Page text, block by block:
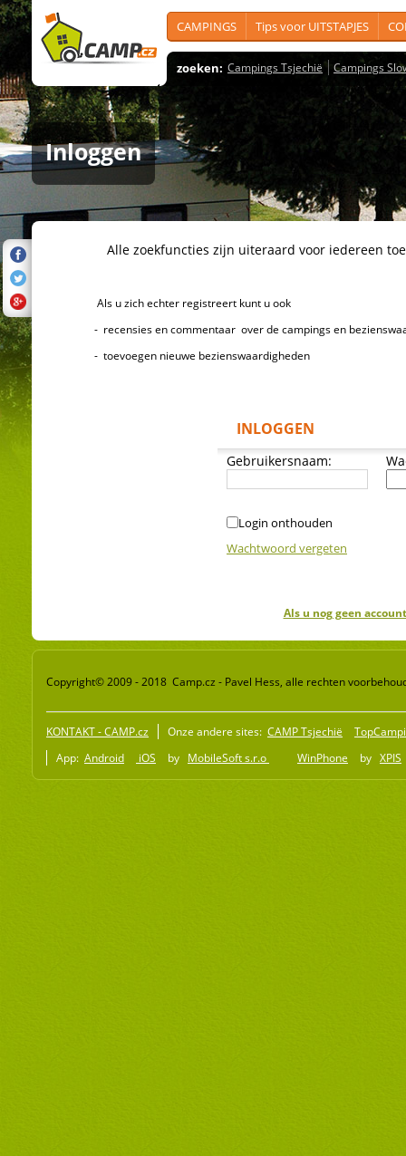
CAMPINGS Tips voor UITSTAPJES
zoeken: Campings Tsjechië Campings
Inloggen
Alle zoekfuncties zijn uiteraard voor iedereen
Als u zich echter registreert kunt u ook
- recensies en commentaar over de campings en
- toevoegen nieuwe bezienswaardigheden
INLOGGEN
Gebruikersnaam:
Login onthouden
Wachtwoord vergeten
Als u nog geen
Copyright© 2009 - 2018 Camp.cz - Pavel Hess, alle rechten
KONTAKT - CAMP.cz Onze andere sites: CAMP Tsjechië
App: Android iOS by MobileSoft s.r.o WinPhone by XPIS